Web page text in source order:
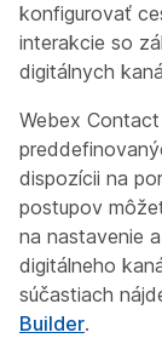
konfigurovať
interakcie so
digitálnych
Webex
dispozícii na
postupov
na nastavenie
digitálneho
súčastiach
Builder.